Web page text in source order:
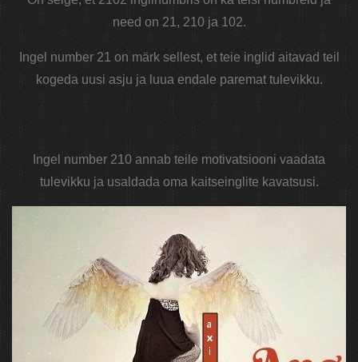
need on 21, 210 ja 102.
Ingel number 21 on märk sellest, et teie inglid aitavad teil
kogeda uusi asju ja luua endale paremat tulevikku.
Ingel number 210 annab teile motivatsiooni vaadata
tulevikku ja usaldada oma kaitseinglite kavatsusi.